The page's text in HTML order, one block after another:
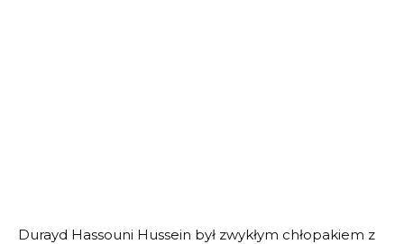
Durayd Hassouni Hussein był zwykłym chłopakiem z